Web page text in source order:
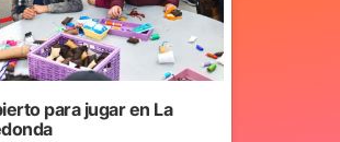
para jugar en La